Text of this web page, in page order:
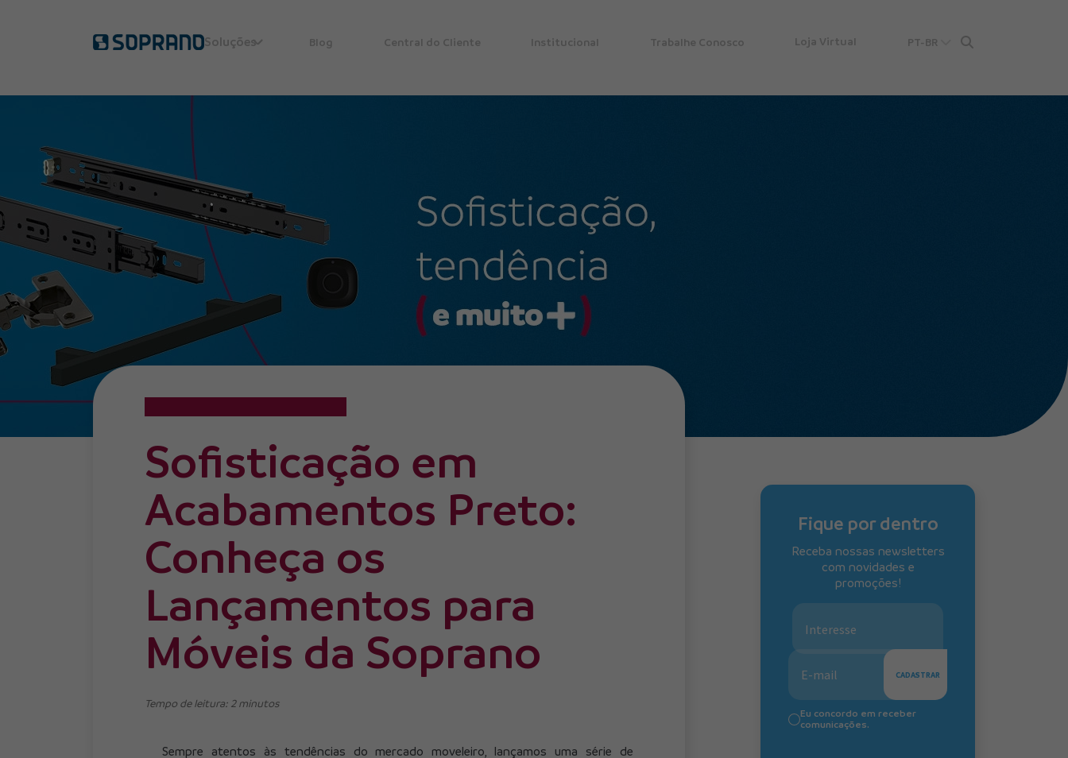
Soluções Blog Central do Cliente Institucional Trabalhe Conosco Loja Virtual PT-BR
Sofisticação em
Acabamentos Preto:
Conheça os
Lançamentos para
Móveis da Soprano
Tempo de leitura: 2 minutos
Fique por dentro
Receba nossas newsletters
com novidades e
promoções!
Interesse
CADASTRAR
Eu concordo em receber
comunicações.